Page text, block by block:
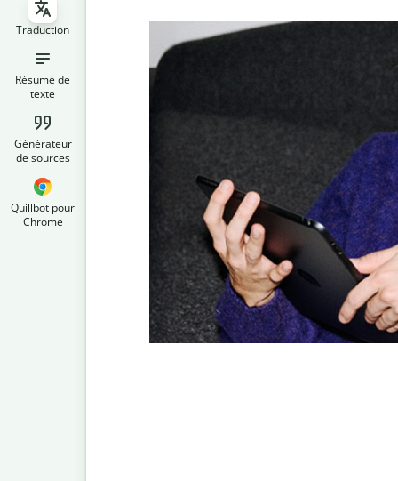
Traduction
Résumé de
texte
Générateur
de sources
Quillbot pour
Chrome